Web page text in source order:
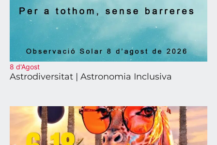
8 d'Agost
Astrodiversitat | Astronomia Inclusiva